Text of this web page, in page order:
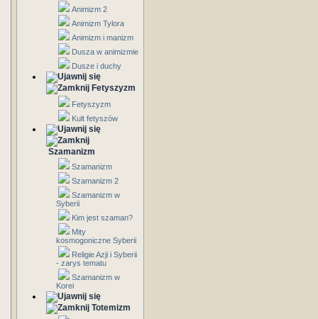
Animizm 2
Animizm Tylora
Animizm i manizm
Dusza w animizmie
Dusze i duchy
Fetyszyzm
Fetyszyzm
Kult fetyszów
Szamanizm
Szamanizm
Szamanizm 2
Szamanizm w
Syberii
Kim jest szaman?
Mity
kosmogoniczne Syberii
Religie Azji i Syberii
- zarys tematu
Szamanizm w
Korei
Totemizm